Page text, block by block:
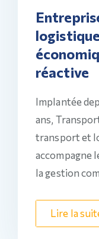
réactive
Implantée
ans,
transport et
accompagne
la gestion
Lire la